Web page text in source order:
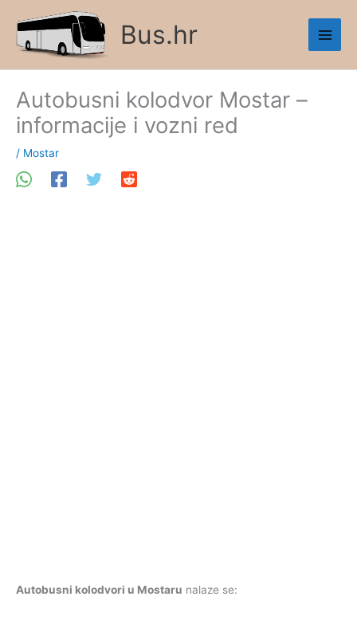
content
Bus.hr
Autobusni kolodvor Mostar –
informacije i vozni red
/ Mostar
Autobusni kolodvori u Mostaru nalaze se: